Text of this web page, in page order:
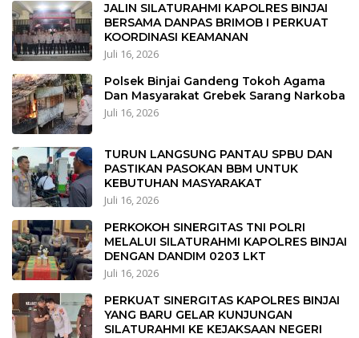
JALIN SILATURAHMI KAPOLRES BINJAI
BERSAMA DANPAS BRIMOB I PERKUAT
KOORDINASI KEAMANAN
Juli 16, 2026
Polsek Binjai Gandeng Tokoh Agama
Dan Masyarakat Grebek Sarang Narkoba
Juli 16, 2026
TURUN LANGSUNG PANTAU SPBU DAN
PASTIKAN PASOKAN BBM UNTUK
KEBUTUHAN MASYARAKAT
Juli 16, 2026
PERKOKOH SINERGITAS TNI POLRI
MELALUI SILATURAHMI KAPOLRES BINJAI
DENGAN DANDIM 0203 LKT
Juli 16, 2026
PERKUAT SINERGITAS KAPOLRES BINJAI
YANG BARU GELAR KUNJUNGAN
SILATURAHMI KE KEJAKSAAN NEGERI